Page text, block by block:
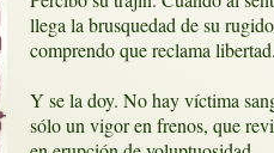
llega la brusquedad de su
comprendo que reclama libertad.
Y se la doy. No hay víctima
sólo un vigor en frenos, que